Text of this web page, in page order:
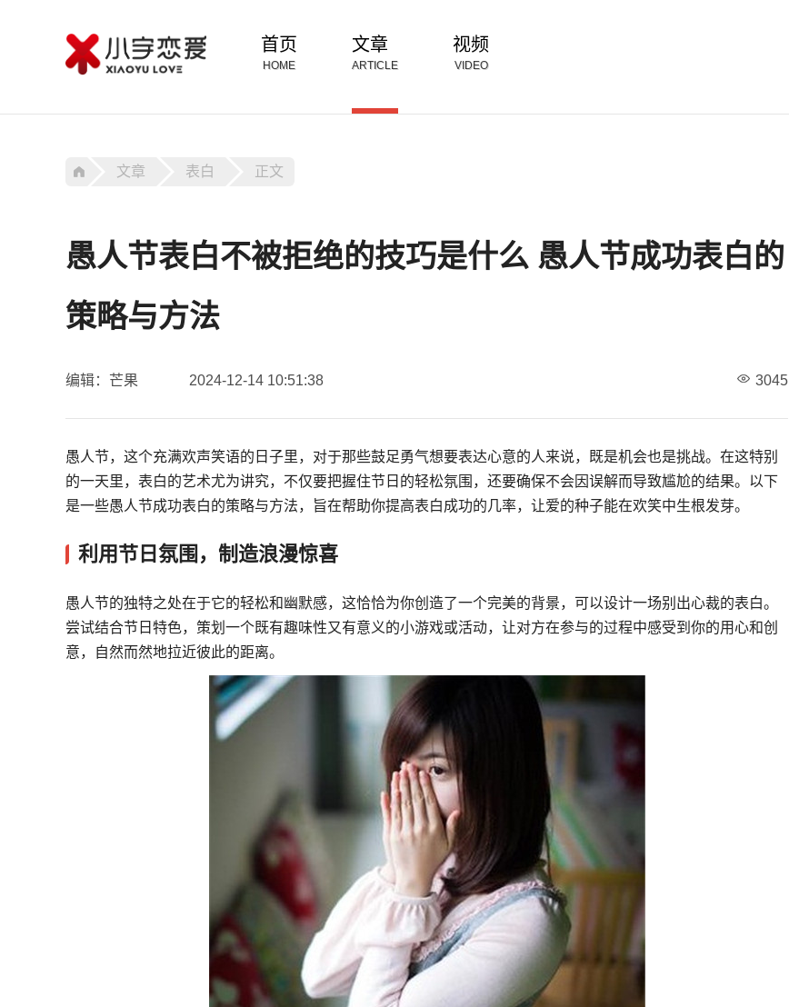
首页
HOME
文章
ARTICLE
视频
VIDEO
文章 表白 正文
愚人节表白不被拒绝的技巧是什么 愚人节成功表白的
策略与方法
编辑：芒果 2024-12-14 10:51:38 3045
愚人节，这个充满欢声笑语的日子里，对于那些鼓足勇气想要表达心意的人来说，既是机会也是挑战。在这特别
的一天里，表白的艺术尤为讲究，不仅要把握住节日的轻松氛围，还要确保不会因误解而导致尴尬的结果。以下
是一些愚人节成功表白的策略与方法，旨在帮助你提高表白成功的几率，让爱的种子能在欢笑中生根发芽。
利用节日氛围，制造浪漫惊喜
愚人节的独特之处在于它的轻松和幽默感，这恰恰为你创造了一个完美的背景，可以设计一场别出心裁的表白。
尝试结合节日特色，策划一个既有趣味性又有意义的小游戏或活动，让对方在参与的过程中感受到你的用心和创
意，自然而然地拉近彼此的距离。